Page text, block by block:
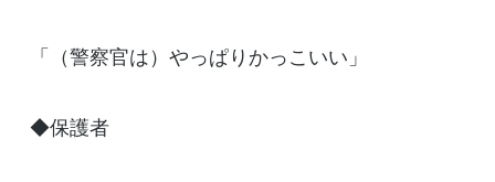
「（警察官は）やっぱりかっこいい」
◆保護者